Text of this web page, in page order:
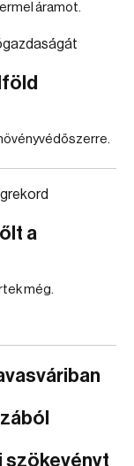
áramot.
a
még.
szökevényt